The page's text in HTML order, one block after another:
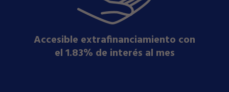
Accesible extrafinanciamiento con
el 1.83% de interés al mes